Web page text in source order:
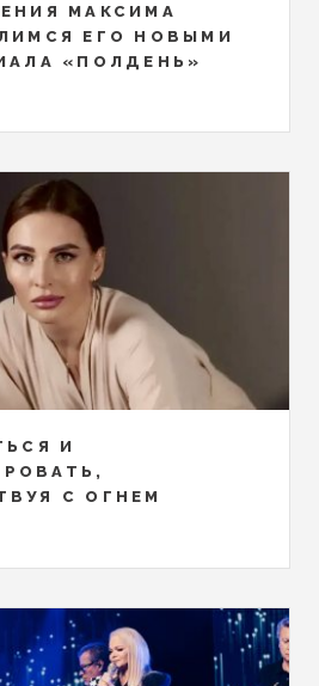
МАКСИМА
ЕГО НОВЫМИ
«ПОЛДЕНЬ»
И
С ОГНЕМ